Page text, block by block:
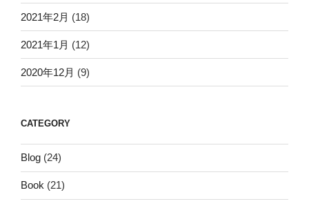
2021年2月 (18)
2021年1月 (12)
2020年12月 (9)
CATEGORY
Blog (24)
Book (21)